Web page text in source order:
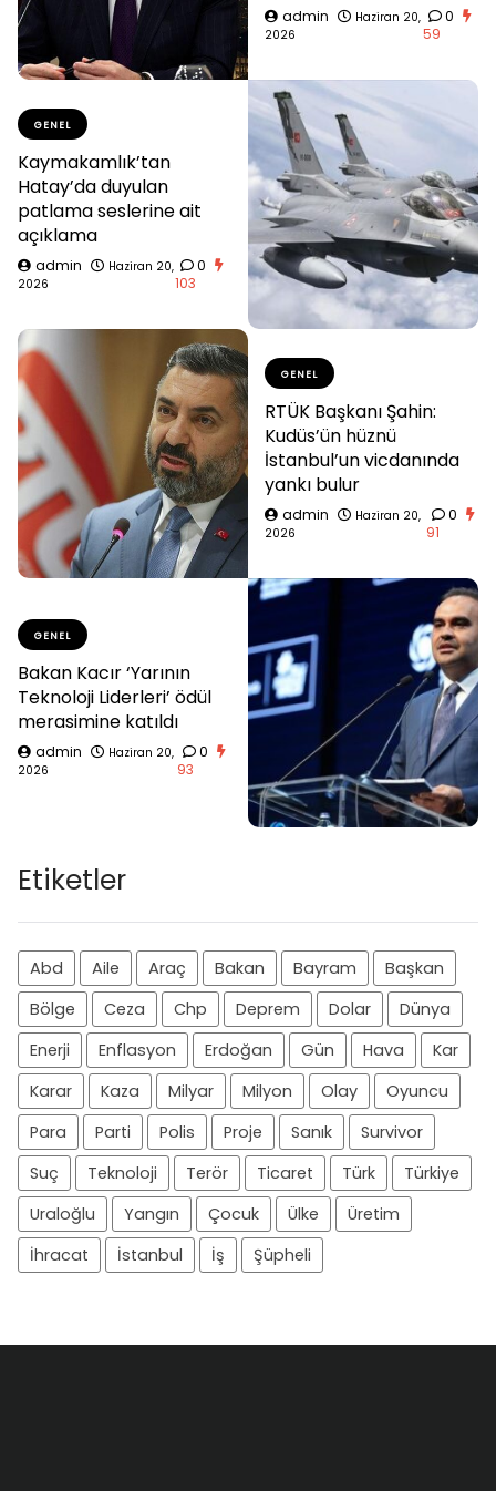
admin
Haziran 20,
2026
0
59
GENEL
Kaymakamlık’tan
Hatay’da duyulan
patlama seslerine ait
açıklama
admin
Haziran 20,
2026
0
103
GENEL
RTÜK Başkanı Şahin:
Kudüs’ün hüznü
İstanbul’un vicdanında
yankı bulur
admin
Haziran 20,
2026
0
91
GENEL
Bakan Kacır ‘Yarının
Teknoloji Liderleri’ ödül
merasimine katıldı
admin
Haziran 20,
2026
0
93
Etiketler
Abd Aile Araç Bakan Bayram
Başkan
Bölge
Ceza Chp Deprem Dolar
Dünya
Enerji
Enflasyon Erdoğan Gün Hava
Kar
Karar
Kaza Milyar Milyon Olay
Oyuncu
Para
Parti Polis Proje Sanık
Survivor
Suç
Teknoloji Terör Ticaret Türk
Türkiye
Uraloğlu
Yangın Çocuk Ülke
Üretim
İhracat
İstanbul İş Şüpheli